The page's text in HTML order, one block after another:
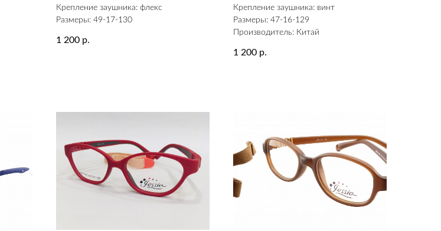
Крепление заушника: флекс
Размеры: 49-17-130
1 200 р.
Крепление заушника: винт
Размеры: 47-16-129
Производитель: Китай
1 200 р.